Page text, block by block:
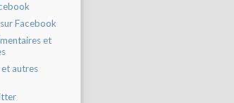
Facebook
et
autres